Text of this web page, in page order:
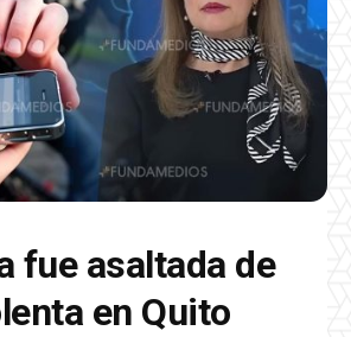
fue asaltada de
en Quito